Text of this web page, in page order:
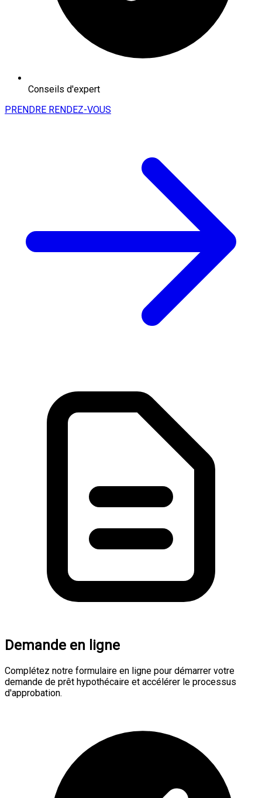
Conseils d'expert
PRENDRE RENDEZ-VOUS
Demande en ligne
Complétez notre formulaire en ligne pour démarrer votre
demande de prêt hypothécaire et accélérer le processus
d'approbation.